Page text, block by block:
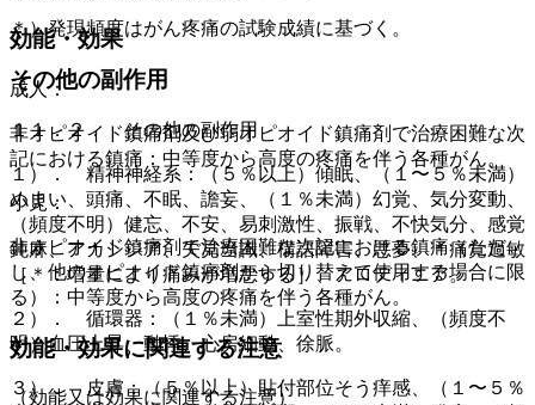
＊）発現頻度はがん疼痛の試験成績に基づく。
その他の副作用
１１．２． その他の副作用
１）． 精神神経系：（５％以上）傾眠、（１〜５％未満）
めまい、頭痛、不眠、譫妄、（１％未満）幻覚、気分変動、
（頻度不明）健忘、不安、易刺激性、振戦、不快気分、感覚
鈍麻、アカシジア、失見当識、構語障害、悪夢、＊痛覚過敏
［＊：増量により痛みが増悪する］、アロディニア。
２）． 循環器：（１％未満）上室性期外収縮、（頻度不
明）血圧上昇、動悸、心房細動、徐脈。
３）． 皮膚：（５％以上）貼付部位そう痒感、（１〜５％
効能・効果
成人：
非オピオイド鎮痛剤及び弱オピオイド鎮痛剤で治療困難な次
記における鎮痛：中等度から高度の疼痛を伴う各種がん。
小児：
非オピオイド鎮痛剤で治療困難な次記における鎮痛（ただ
し、他のオピオイド鎮痛剤から切り替えて使用する場合に限
る）：中等度から高度の疼痛を伴う各種がん。
効能・効果に関連する注意
（効能又は効果に関連する注意）